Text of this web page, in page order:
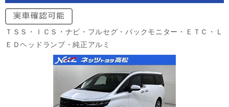
ＴＳＳ・ＩＣＳ・ナビ・フルセグ・バックモニター・ＥＴＣ・Ｌ
ＥＤヘッドランプ・純正アルミ